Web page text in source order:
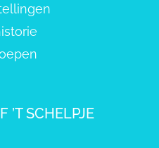
’T SCHELPJE